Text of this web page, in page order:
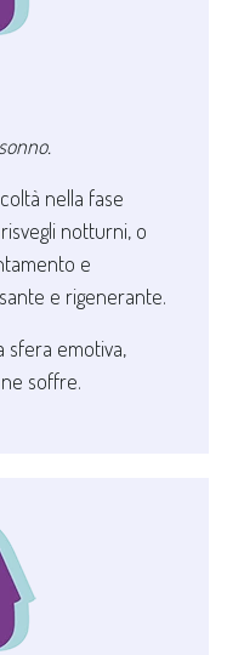
nella fase
notturni, o
e
e rigenerante.
sfera emotiva,
soffre.